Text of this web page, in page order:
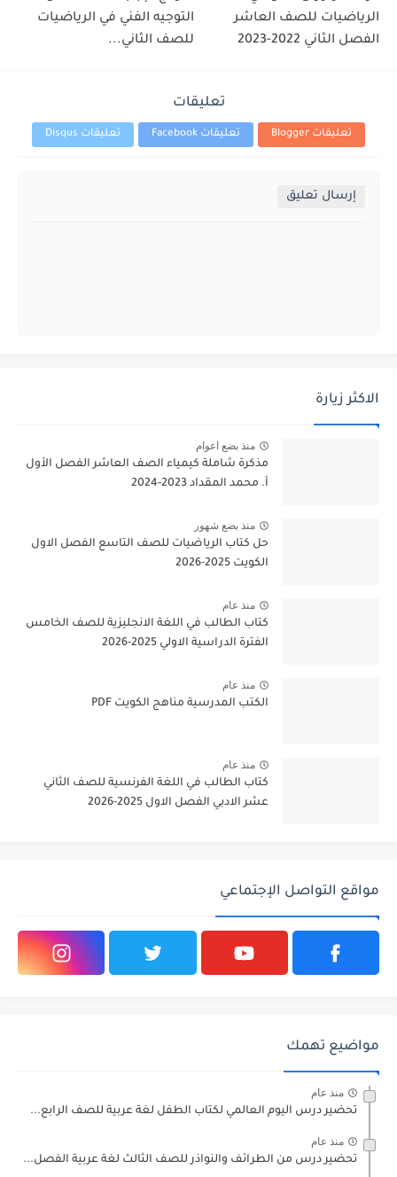
الرياضيات للصف العاشر
الفصل الثاني 2022-2023
التوجيه الفني في الرياضيات
للصف الثاني...
تعليقات
تعليقات Blogger تعليقات Facebook تعليقات Disqus
إرسال تعليق
الاكثر زيارة
منذ بضع اعوام
مذكرة شاملة كيمياء الصف العاشر الفصل الأول
أ. محمد المقداد 2023-2024
منذ بضع شهور
حل كتاب الرياضيات للصف التاسع الفصل الاول
الكويت 2025-2026
منذ عام
كتاب الطالب في اللغة الانجليزية للصف الخامس
الفترة الدراسية الاولي 2025-2026
منذ عام
الكتب المدرسية مناهج الكويت PDF
منذ عام
كتاب الطالب في اللغة الفرنسية للصف الثاني
عشر الادبي الفصل الاول 2025-2026
مواقع التواصل الإجتماعي
مواضيع تهمك
منذ عام
تحضير درس اليوم العالمي لكتاب الطفل لغة عربية للصف الرابع...
منذ عام
تحضير درس من الطرائف والنواذر للصف الثالث لغة عربية الفصل...